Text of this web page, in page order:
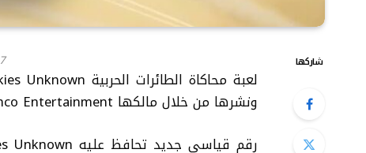
شاركها
ونشرها من خلال مالكها Bandai Namco Entertainment.